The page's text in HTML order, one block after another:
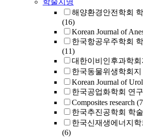
학술지명
해양환경안전학회
(16)
Korean Journal of
한국항공우주학회
(11)
대한이비인후과학
한국동물위생학회지
Korean Journal of
한국공업화학회 연
Composites research
한국추진공학회 학
한국신재생에너지
(6)